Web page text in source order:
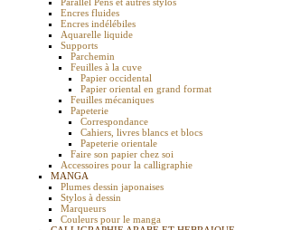
Encres fluides
Encres indélébiles
Aquarelle liquide
Supports
Parchemin
Feuilles à la cuve
Papier occidental
Papier oriental en grand format
Feuilles mécaniques
Papeterie
Correspondance
Cahiers, livres blancs et blocs
Papeterie orientale
Faire son papier chez soi
Accessoires pour la calligraphie
MANGA
Plumes dessin japonaises
Stylos à dessin
Marqueurs
Couleurs pour le manga